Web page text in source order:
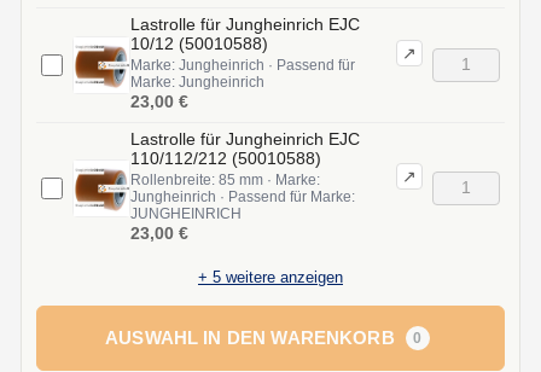
Lastrolle für Jungheinrich EJC
10/12 (50010588)
Marke: Jungheinrich · Passend für
Marke: Jungheinrich
↗
23,00 €
Lastrolle für Jungheinrich EJC
110/112/212 (50010588)
Rollenbreite: 85 mm · Marke:
Jungheinrich · Passend für Marke:
JUNGHEINRICH
↗
23,00 €
+ 5 weitere anzeigen
AUSWAHL IN DEN WARENKORB 0